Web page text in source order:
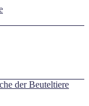
der Beuteltiere